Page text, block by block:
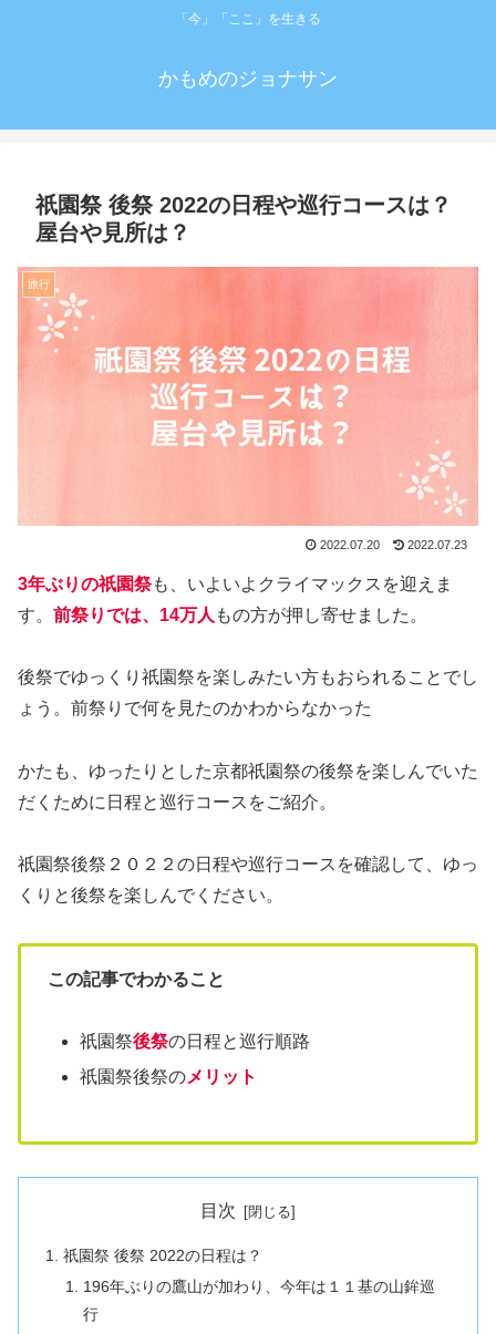
「今」「ここ」を生きる
かもめのジョナサン
祇園祭 後祭 2022の日程や巡行コースは？
屋台や見所は？
旅行
2022.07.20 2022.07.23
3年ぶりの祇園祭も、いよいよクライマックスを迎えま
す。 前祭りでは、14万人 もの方が押し寄せました。
後祭でゆっくり祇園祭を楽しみたい方もおられることでし
ょう。前祭りで何を見たのかわからなかった
かたも、ゆったりとした京都祇園祭の後祭を楽しんでいた
だくために日程と巡行コースをご紹介。
祇園祭後祭２０２２の日程や巡行コースを確認して、ゆっ
くりと後祭を楽しんでください。
この記事でわかること
祇園祭後祭の日程と巡行順路
祇園祭後祭のメリット
目次
祇園祭 後祭 2022の日程は？
196年ぶりの鷹山が加わり、今年は１１基の山鉾巡
行